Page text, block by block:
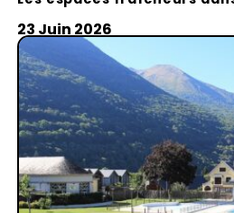
23 Juin 2026